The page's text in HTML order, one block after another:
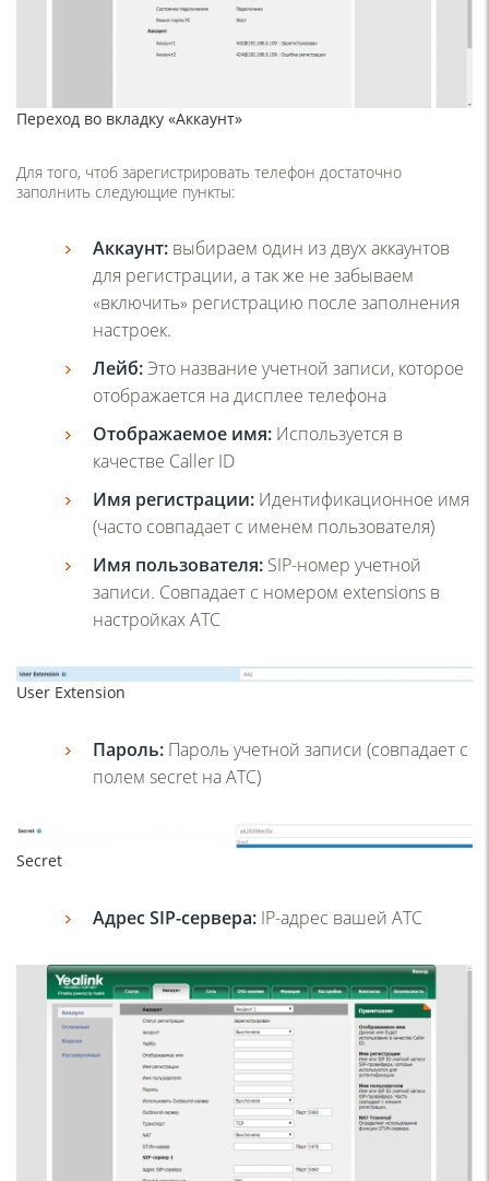
Переход во вкладку «Аккаунт»
Для того, чтоб зарегистрировать телефон достаточно
заполнить следующие пункты:
Аккаунт: выбираем один из двух аккаунтов
для регистрации, а так же не забываем
«включить» регистрацию после заполнения
настроек.
Лейб:Это название учетной записи, которое
отображается на дисплее телефона
Отображаемое имя: Используется в
качестве Caller ID
Имя регистрации: Идентификационное имя
(часто совпадает с именем пользователя)
Имя пользователя: SIP-номер учетной
записи. Совпадает с номером extensions в
настройках ATC
User Extension
Пароль: Пароль учетной записи (совпадает с
полем secret на АТС)
Secret
АдресSIP-сервера: IP-адрес вашей АТС